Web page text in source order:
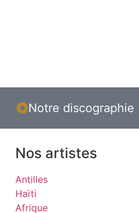
Notre discographie
Nos artistes
Antilles
Haïti
Afrique